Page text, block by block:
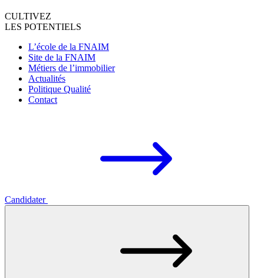
CULTIVEZ
LES POTENTIELS
L’école de la FNAIM
Site de la FNAIM
Métiers de l’immobilier
Actualités
Politique Qualité
Contact
Candidater